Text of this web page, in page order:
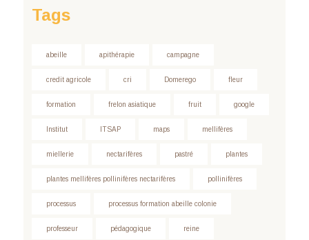
Tags
abeille apithérapie campagne
credit agricole cri Domerego fleur
formation frelon asiatique fruit google
Institut ITSAP maps mellifères
miellerie nectarifères pastré plantes
plantes mellifères pollinifères nectarifères pollinifères
processus processus formation abeille colonie
professeur pédagogique reine